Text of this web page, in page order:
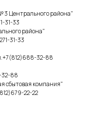
3 Центрального района"
31-33
района"
31-33
32-88
32-88
сбытовая компания"
22-22